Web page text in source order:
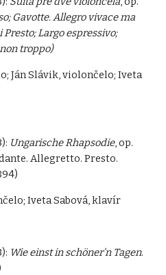
Gavotte. Allegro vivace ma
Largo espressivo;
troppo)
Ján Slávik, violončelo; Iveta
Ungarische Rhapsodie, op.
Allegretto. Presto.
Iveta Sabová, klavír
Wie einst in schöner’n Tagen.